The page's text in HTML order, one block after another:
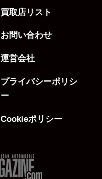
買取店リスト
お問い合わせ
運営会社
プライバシーポリシ
ー
Cookieポリシー